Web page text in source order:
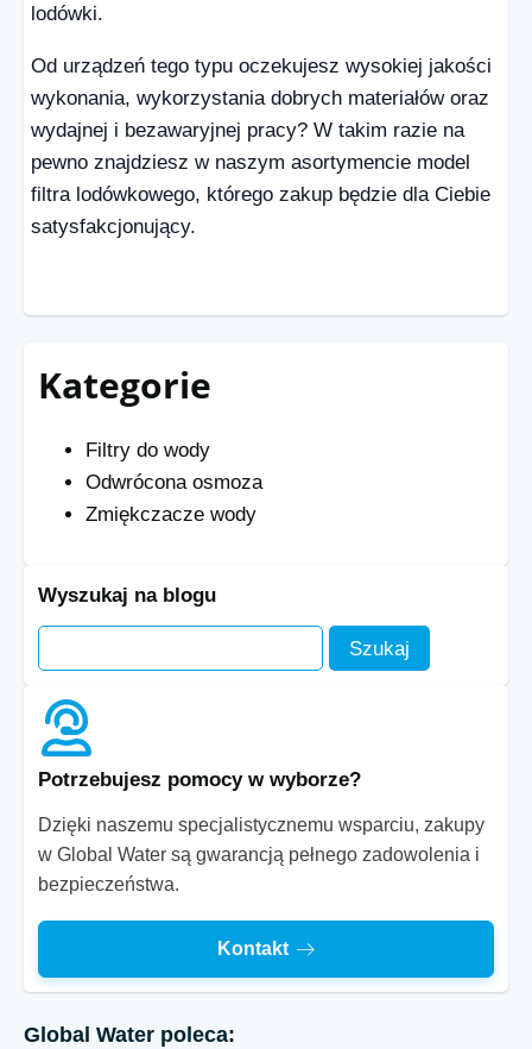
Kategorie
Filtry do wody
Odwrócona osmoza
Zmiękczacze wody
Wyszukaj na blogu
Potrzebujesz pomocy w wyborze?
Dzięki naszemu specjalistycznemu wsparciu, zakupy
w Global Water są gwarancją pełnego zadowolenia i
bezpieczeństwa.
Kontakt
lodówki.
Od urządzeń tego typu oczekujesz wysokiej jakości
wykonania, wykorzystania dobrych materiałów oraz
wydajnej i bezawaryjnej pracy? W takim razie na
pewno znajdziesz w naszym asortymencie model
filtra lodówkowego, którego zakup będzie dla Ciebie
satysfakcjonujący.
Global Water poleca: